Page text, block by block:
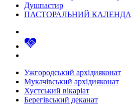
Душпастир
ПАСТОРАЛЬНИЙ
Ужгородський архідияконат
Мукачівський архідияконат
Хустський вікаріат
Берегівський деканат